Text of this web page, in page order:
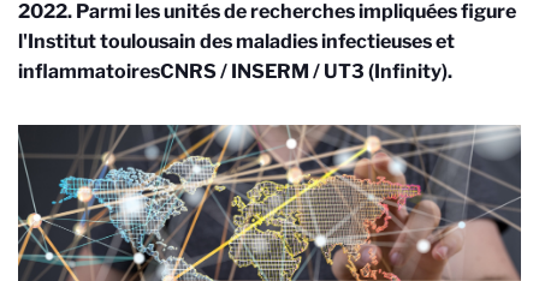
2022. Parmi les unités de recherches impliquées figure
l'Institut toulousain des maladies infectieuses et
inflammatoiresCNRS / INSERM / UT3 (Infinity).